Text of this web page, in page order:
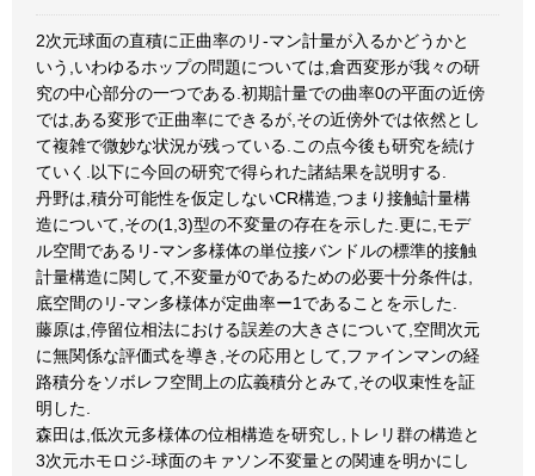
2次元球面の直積に正曲率のリ-マン計量が入るかどうかと
いう,いわゆるホップの問題については,倉西変形が我々の研
究の中心部分の一つである.初期計量での曲率0の平面の近傍
では,ある変形で正曲率にできるが,その近傍外では依然とし
て複雑で微妙な状況が残っている.この点今後も研究を続け
ていく.以下に今回の研究で得られた諸結果を説明する.
丹野は,積分可能性を仮定しないCR構造,つまり接触計量構
造について,その(1,3)型の不変量の存在を示した.更に,モデ
ル空間であるリ-マン多様体の単位接バンドルの標準的接触
計量構造に関して,不変量が0であるための必要十分条件は,
底空間のリ-マン多様体が定曲率ー1であることを示した.
藤原は,停留位相法における誤差の大きさについて,空間次元
に無関係な評価式を導き,その応用として,ファインマンの経
路積分をソボレフ空間上の広義積分とみて,その収束性を証
明した.
森田は,低次元多様体の位相構造を研究し,トレリ群の構造と
3次元ホモロジ-球面のキァソン不変量との関連を明かにし